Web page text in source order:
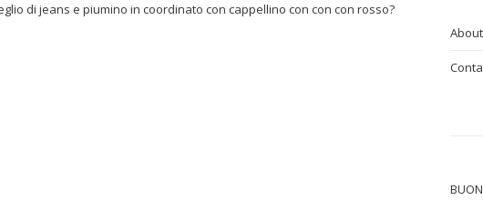
di jeans e piumino in coordinato con cappellino con con con rosso?